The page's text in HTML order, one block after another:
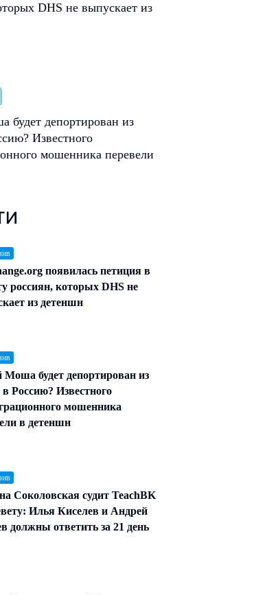
DHS не выпускает из
депортирован из
Известного
мошенника перевели
появилась петиция в
россиян, которых DHS не
из детеншн
будет депортирован из
Россию? Известного
мошенника
в детеншн
Соколовская судит TeachBK
Илья Киселев и Андрей
должны ответить за 21 день